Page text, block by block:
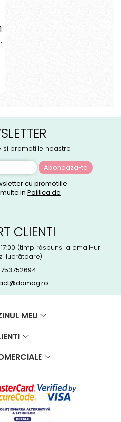
si promotiile noastre
cu promotiile
in Politica de
CLIENTI
(timp răspuns la email-uri
zi lucrătoare)
MEU